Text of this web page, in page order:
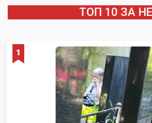
ТОП 10 ЗА